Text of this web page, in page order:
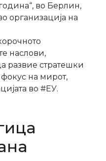
во Берлин,
организација на
наслови,
развие стратешки
на мирот,
во #ЕУ.